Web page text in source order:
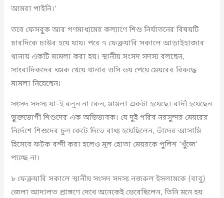
আমরা পাইনি।’
তবে ফেসবুক আর গণমাধ্যমের কল্যাণে শিশু নির্যাতনের বিষয়টি
চারদিকে চাউর হয়ে যায়। পরে ৭ ফেব্রুয়ারি সকালে আড়াইহাজার
থানায় একটি মামলা করা হয়। স্থানীয় সংসদ সদস্য বলছেন,
সাংবাদিকদের ধমক খেয়ে থানার ওসি ভয় পেয়ে মেয়রের বিরুদ্ধে
মামলা নিয়েছেন।
সংসদ সদস্য যা–ই বলুন না কেন, মামলা একটা হয়েছে। বাদী হয়েছেন
ভুক্তভোগী শিশুদের এক অভিভাবক। যে দুই গরিব নরসুন্দর মেয়রের
নির্দেশে শিশুদের চুল কেটে দিতে বাধ্য হয়েছিলেন, তাঁদের আসামি
হিসেবে ফটক বন্দী করা হলেও মূল হোতা মেয়রকে পুলিশ ‘খুঁজে’
পাচ্ছে না।
৮ ফেব্রুয়ারি সকালে স্থানীয় সংসদ সদস্য নজরুল ইসলামকে (বাবু)
জেলা আদালত প্রাঙ্গণে দেখে অনেকেই ভেবেছিলেন, তিনি মনে হয়